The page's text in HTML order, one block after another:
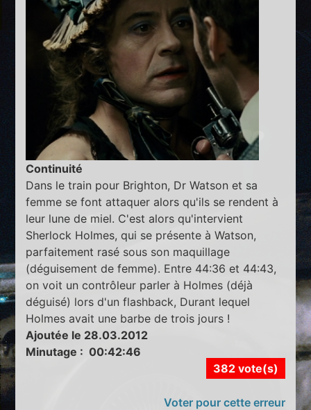
Continuité
Dans le train pour Brighton, Dr Watson et sa
femme se font attaquer alors qu'ils se rendent à
leur lune de miel. C'est alors qu'intervient
Sherlock Holmes, qui se présente à Watson,
parfaitement rasé sous son maquillage
(déguisement de femme). Entre 44:36 et 44:43,
on voit un contrôleur parler à Holmes (déjà
déguisé) lors d'un flashback, Durant lequel
Holmes avait une barbe de trois jours !
Ajoutée le 28.03.2012
Minutage : 00:42:46
382 vote(s)
Voter pour cette erreur